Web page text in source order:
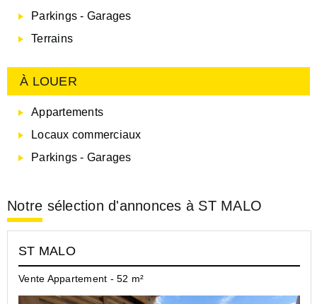
Parkings - Garages
Terrains
À LOUER
Appartements
Locaux commerciaux
Parkings - Garages
Notre sélection d'annonces à ST MALO
ST MALO
Vente Appartement - 52 m²